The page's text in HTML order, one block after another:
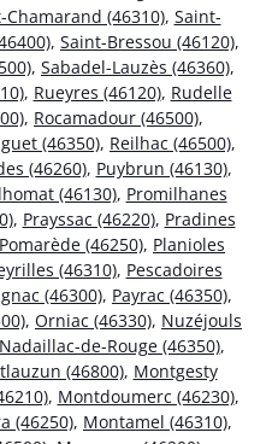
Chamarand (46310), Saint-
, Saint-Bressou (46120),
, Sabadel-Lauzès (46360),
, Rueyres (46120), Rudelle
, Rocamadour (46500),
(46350), Reilhac (46500),
(46260), Puybrun (46130),
(46130), Promilhanes
, Prayssac (46220), Pradines
Pomarède (46250), Planioles
(46310), Pescadoires
(46300), Payrac (46350),
, Orniac (46330), Nuzéjouls
Nadaillac-de-Rouge (46350),
(46800), Montgesty
, Montdoumerc (46230),
(46250), Montamel (46310),